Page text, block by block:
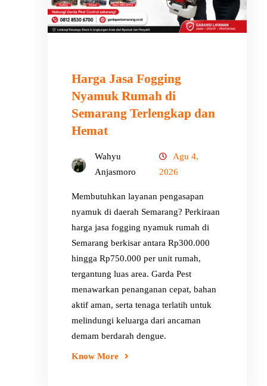
Harga Jasa Fogging
Nyamuk Rumah di
Semarang Terlengkap dan
Hemat
Wahyu
Anjasmoro
Agu 4,
2026
Membutuhkan layanan pengasapan
nyamuk di daerah Semarang? Perkiraan
harga jasa fogging nyamuk rumah di
Semarang berkisar antara Rp300.000
hingga Rp750.000 per unit rumah,
tergantung luas area. Garda Pest
menawarkan penanganan cepat, bahan
aktif aman, serta tenaga terlatih untuk
melindungi keluarga dari ancaman
demam berdarah dengue.
Know More